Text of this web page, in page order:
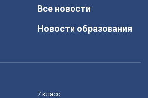
Все новости
Новости образования
7 класс